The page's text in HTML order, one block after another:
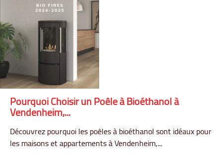
Pourquoi Choisir un Poêle à Bioéthanol à
Vendenheim,...
Découvrez pourquoi les poêles à bioéthanol sont idéaux pour
les maisons et appartements à Vendenheim,...